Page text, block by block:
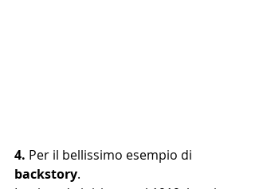
4. Per il bellissimo esempio di
backstory.